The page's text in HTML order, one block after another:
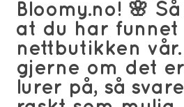
Bloomy.no! 🌸
at du har funnet
nettbutikken
gjerne om det
lurer på, så